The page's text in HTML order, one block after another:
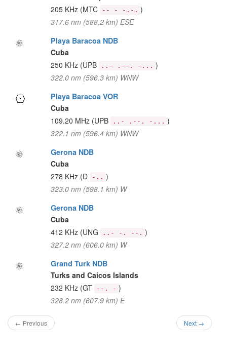
205 KHz (MTC -- - -.-. )
317.6 nm (588.2 km) ESE
Playa Baracoa NDB
Cuba
250 KHz (UPB ..- .--. -... )
322.0 nm (596.3 km) WNW
Playa Baracoa VOR
Cuba
109.20 MHz (UPB ..- .--. -... )
322.1 nm (596.4 km) WNW
Gerona NDB
Cuba
278 KHz (D -.. )
323.0 nm (598.1 km) W
Gerona NDB
Cuba
412 KHz (UNG ..- -. --. )
327.2 nm (606.0 km) W
Grand Turk NDB
Turks and Caicos Islands
232 KHz (GT --. - )
328.2 nm (607.9 km) E
← Previous Next →